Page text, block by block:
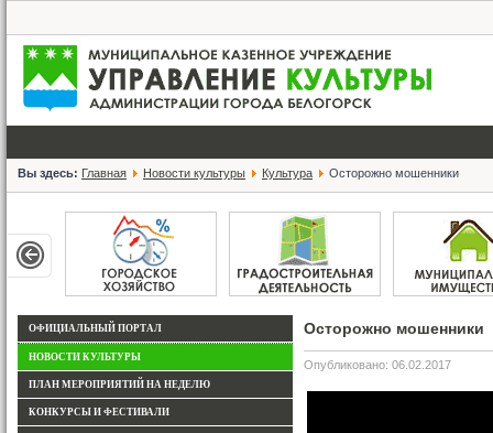
Вы здесь: Главная Новости культуры Культура Осторожно мошенники
ОФИЦИАЛЬНЫЙ ПОРТАЛ
НОВОСТИ КУЛЬТУРЫ
ПЛАН МЕРОПРИЯТИЙ НА НЕДЕЛЮ
КОНКУРСЫ И ФЕСТИВАЛИ
Осторожно мошенники
Опубликовано: 06.02.2017